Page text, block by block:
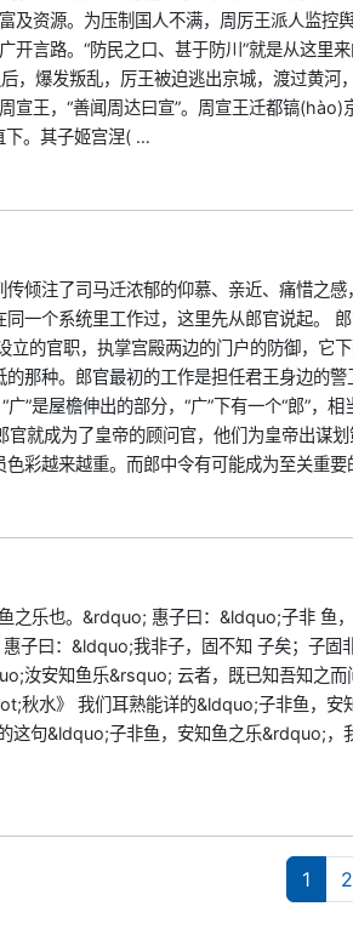
及资源。为压制国人不满，周厉王派人监控
言路。“防民之口、甚于防川”就是从这里
爆发叛乱，厉王被迫逃出京城，渡过黄河
宣王，“善闻周达曰宣”。周宣王迁都镐(hào)
。其子姬宫涅( …
倾注了司马迁浓郁的仰慕、亲近、痛惜之感
一个系统里工作过，这里先从郎官说起。
的官职，执掌宫殿两边的门户的防御，它
那种。郎官最初的工作是担任君王身边的警
”是屋檐伸出的部分，“广”下有一个“郎”，相
就成为了皇帝的顾问官，他们为皇帝出谋划
彩越来越重。而郎中令有可能成为至关重
之乐也。&rdquo; 惠子曰：&ldquo;子非 鱼
曰：&ldquo;我非子，固不知 子矣；子固非
汝安知鱼乐&rsquo; 云者，既已知吾知之而
水》 我们耳熟能详的&ldquo;子非鱼，安
这句&ldquo;子非鱼，安知鱼之乐&rdquo;，
1 2